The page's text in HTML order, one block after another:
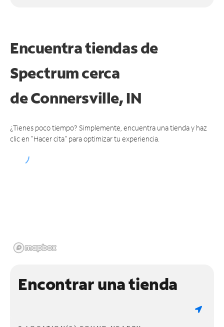
Encuentra tiendas de
Spectrum cerca
deConnersville, IN
¿Tienes poco tiempo? Simplemente, encuentra una tienda y haz
clic en "Hacer cita" para optimizar tu experiencia.
Encontrar una tienda